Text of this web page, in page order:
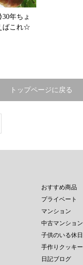
年ちょ
ばこれ☆
トップページに戻る
おすすめ商品
プライベート
マンション
中古マンション
子供のいる休日
手作りクッキー
日記ブログ